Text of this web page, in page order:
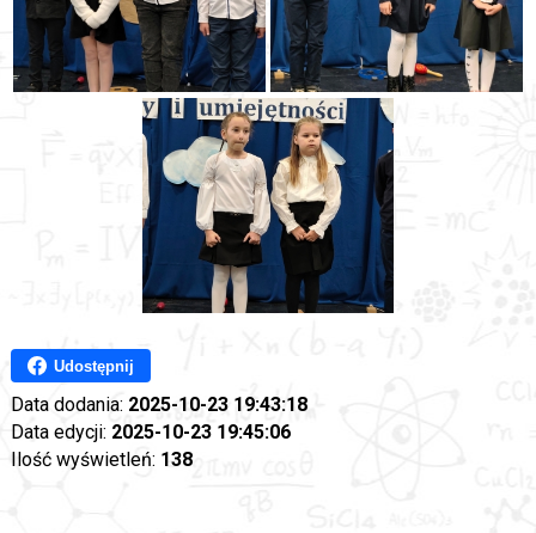
Udostępnij
Data dodania: 2025-10-23 19:43:18
Data edycji: 2025-10-23 19:45:06
Ilość wyświetleń: 138